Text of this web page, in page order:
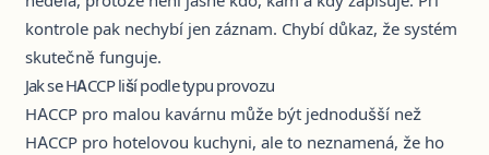
kontrole pak nechybí jen záznam. Chybí důkaz, že systém
skutečně funguje.
Jak se HACCP liší podle typu provozu
HACCP pro malou kavárnu může být jednodušší než
HACCP pro hotelovou kuchyni, ale to neznamená, že ho